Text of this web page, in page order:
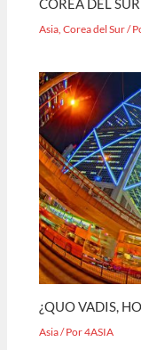
COREA DEL
Asia ,Corea del Sur/
¿QUO VADIS,
Asia/ Por4ASIA